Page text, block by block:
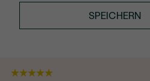
SPEICHERN